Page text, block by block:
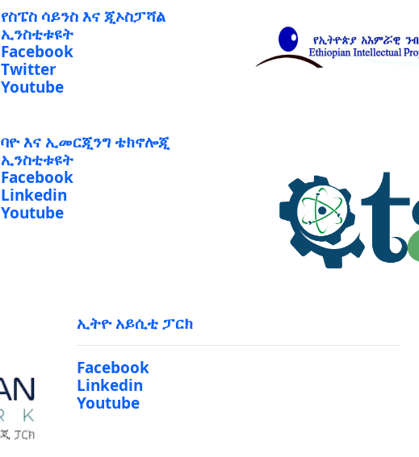
የስፔስ ሳይንስ እና ጂኦስፓሻል
ኢንስቲቱዩት
Facebook
Twitter
Youtube
ባዮ እና ኢመርጂንግ ቴክኖሎጂ
ኢንስቲቱዩት
Facebook
Linkedin
Youtube
ኢትዮ አይሲቲ ፓርክ
Facebook
Linkedin
Youtube